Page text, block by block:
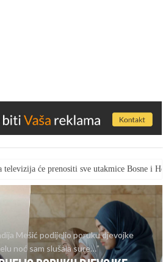
televizija će prenositi sve utakmice Bosne i
Mešić podijelio poruku djevojke
noć sam slušala sure…”